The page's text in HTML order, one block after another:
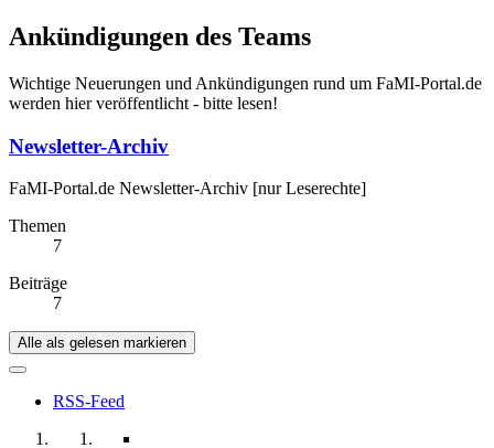
Ankündigungen des Teams
Wichtige Neuerungen und Ankündigungen rund um FaMI-Portal.de
werden hier veröffentlicht - bitte lesen!
Newsletter-Archiv
FaMI-Portal.de Newsletter-Archiv [nur Leserechte]
Themen
7
Beiträge
7
Alle als gelesen markieren
RSS-Feed